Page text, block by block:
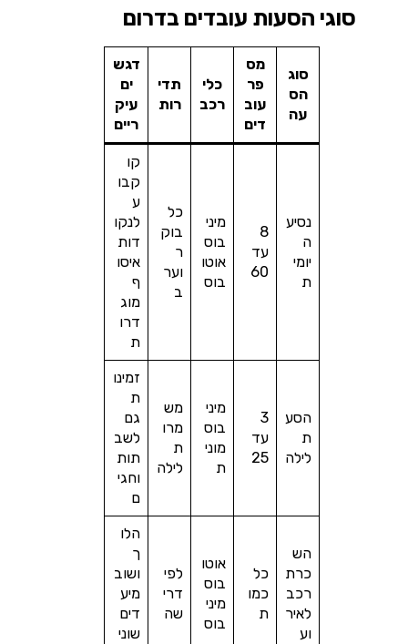
סוגי הסעות עובדים בדרום
סוג
הס
עה
מס
פר
עוב
דים
כלי
רכב
תדי
רות
דגש
ים
עיק
ריים
נסיע
ה
יומי
ת
8
עד
60
מיני
בוס
אוטו
בוס
כל
בוק
ר
וער
ב
קו
קבו
ע
לנקו
דות
איסו
ף
מוג
דרו
ת
הסע
ת
לילה
3
עד
25
מיני
בוס
מוני
ת
מש
מרו
ת
לילה
זמינו
ת
גם
לשב
תות
וחגי
ם
הש
כרת
רכב
לאיר
וע
כל
כמו
ת
אוטו
בוס
מיני
בוס
לפי
דרי
שה
הלו
ך
ושוב
מיע
דים
שוני